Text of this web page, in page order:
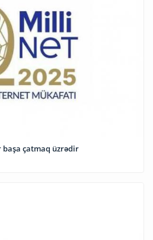
başa çatmaq üzrədir